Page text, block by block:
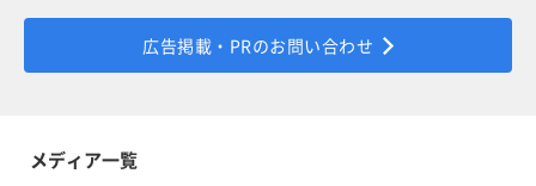
広告掲載・PRのお問い合わせ
メディア一覧